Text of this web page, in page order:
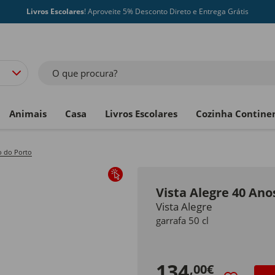
Livros Escolares! Aproveite 5% Desconto Direto e Entrega Grátis
O que procura?
Animais Casa Livros Escolares Cozinha
do Porto
Vista Alegre 40
Vista Alegre
garrafa 50 cl
,00€